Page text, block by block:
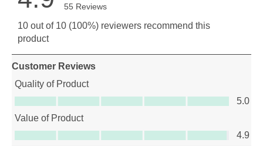
55 Reviews
10 out of 10 (100%) reviewers recommend this
product
Customer Reviews
Quality of Product
Quality of Product, 5.0 out of 5
5.0
Value of Product
Value of Product, 4.9 out of 5
4.9